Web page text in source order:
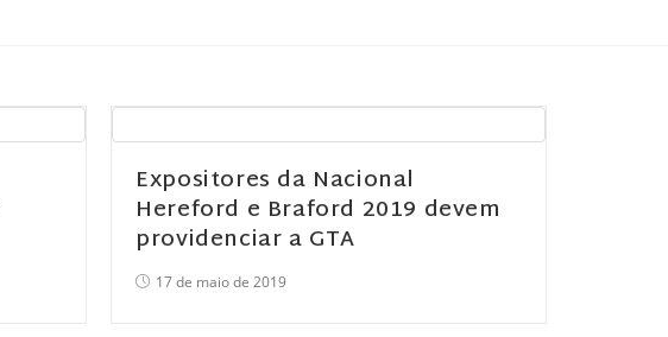
Expositores da Nacional
Hereford e Braford 2019 devem
providenciar a GTA
17 de maio de 2019